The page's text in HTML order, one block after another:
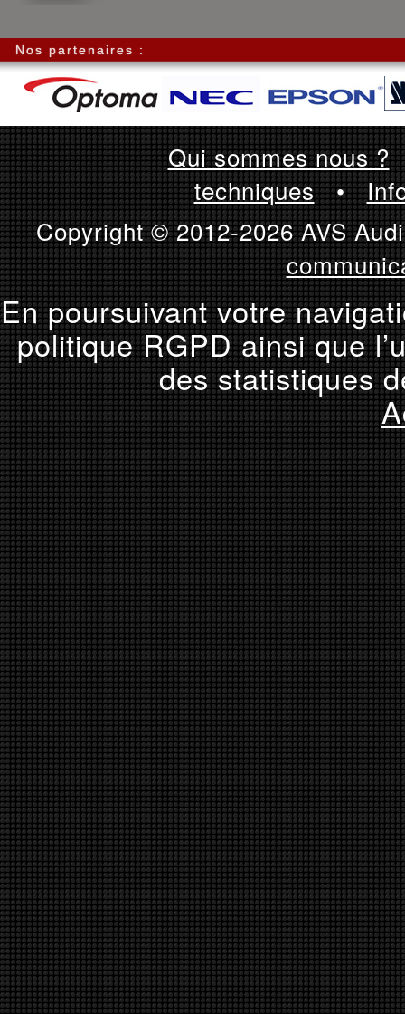
Nos partenaires :
Qui sommes nous ?
techniques•
Copyright © 2012-2026 AVS
En poursuivant votre
politique RGPD ainsi que
des statistiques